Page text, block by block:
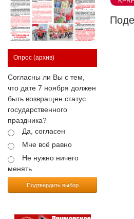
Опрос (архив)
Согласны ли Вы с тем,
что дате 7 ноября должен
быть возвращен статус
государственного
праздника?
Да, согласен
Мне всё равно
Не нужно ничего
менять
Подтвердить выбор